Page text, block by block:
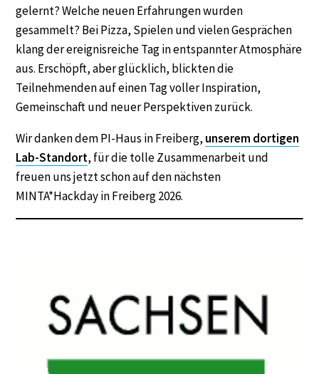
gelernt? Welche neuen Erfahrungen wurden
gesammelt? Bei Pizza, Spielen und vielen Gesprächen
klang der ereignisreiche Tag in entspannter Atmosphäre
aus. Erschöpft, aber glücklich, blickten die
Teilnehmenden auf einen Tag voller Inspiration,
Gemeinschaft und neuer Perspektiven zurück.
Wir danken dem PI-Haus in Freiberg, unserem dortigen
Lab-Standort, für die tolle Zusammenarbeit und
freuen uns jetzt schon auf den nächsten
MINTA*Hackday in Freiberg 2026.